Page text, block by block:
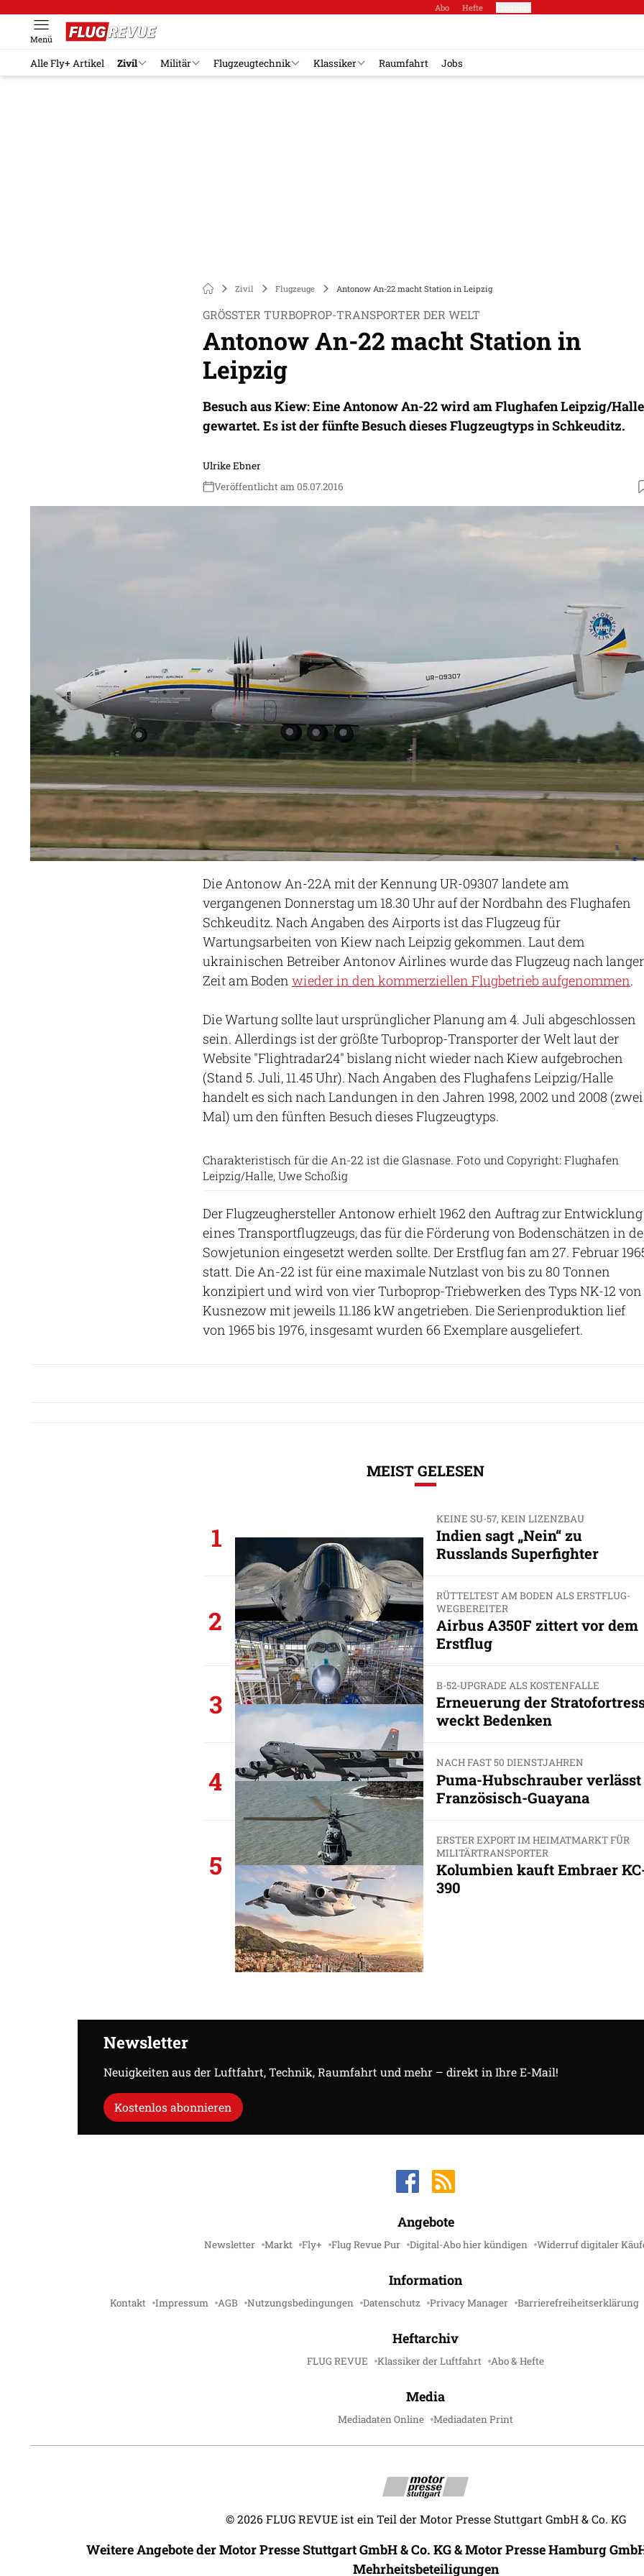
Abo Hefte
Menü
Alle Fly+ Artikel Zivil Militär Flugzeugtechnik Klassiker Raumfahrt Jobs
Zivil Flugzeuge Antonow An-22 macht Station in Leipzig
GRÖSSTER TURBOPROP-TRANSPORTER DER WELT
Antonow An-22 macht Station in
Leipzig
Besuch aus Kiew: Eine Antonow An-22 wird am Flughafen Leipzig/Halle
gewartet. Es ist der fünfte Besuch dieses Flugzeugtyps in Schkeuditz.
Ulrike Ebner
Veröffentlicht am 05.07.2016
Die Antonow An-22A mit der Kennung UR-09307 landete am
vergangenen Donnerstag um 18.30 Uhr auf der Nordbahn des Flughafen
Schkeuditz. Nach Angaben des Airports ist das Flugzeug für
Wartungsarbeiten von Kiew nach Leipzig gekommen. Laut dem
ukrainischen Betreiber Antonov Airlines wurde das Flugzeug nach langer
Zeit am Boden wieder in den kommerziellen Flugbetrieb aufgenommen.
Die Wartung sollte laut ursprünglicher Planung am 4. Juli abgeschlossen
sein. Allerdings ist der größte Turboprop-Transporter der Welt laut der
Website "Flightradar24" bislang nicht wieder nach Kiew aufgebrochen
(Stand 5. Juli, 11.45 Uhr). Nach Angaben des Flughafens Leipzig/Halle
handelt es sich nach Landungen in den Jahren 1998, 2002 und 2008 (zwei
Mal) um den fünften Besuch dieses Flugzeugtyps.
Charakteristisch für die An-22 ist die Glasnase. Foto und Copyright: Flughafen
Leipzig/Halle, Uwe Schoßig
Der Flugzeughersteller Antonow erhielt 1962 den Auftrag zur Entwicklung
eines Transportflugzeugs, das für die Förderung von Bodenschätzen in
Sowjetunion eingesetzt werden sollte. Der Erstflug fan am 27. Februar
statt. Die An-22 ist für eine maximale Nutzlast von bis zu 80 Tonnen
konzipiert und wird von vier Turboprop-Triebwerken des Typs NK-12 von
Kusnezow mit jeweils 11.186 kW angetrieben. Die Serienproduktion lief
von 1965 bis 1976, insgesamt wurden 66 Exemplare ausgeliefert.
MEIST GELESEN
1
KEINE SU-57, KEIN LIZENZBAU
Indien sagt „Nein“ zu
Russlands Superfighter
2
RÜTTELTEST AM BODEN ALS ERSTFLUG-
WEGBEREITER
Airbus A350F zittert vor dem
Erstflug
3
B-52-UPGRADE ALS KOSTENFALLE
Erneuerung der
weckt Bedenken
4
NACH FAST 50 DIENSTJAHREN
Puma-Hubschrauber verlässt
Französisch-Guayana
5
ERSTER EXPORT IM HEIMATMARKT FÜR
MILITÄRTRANSPORTER
Kolumbien kauft Embraer
390
Newsletter
Neuigkeiten aus der Luftfahrt, Technik, Raumfahrt und mehr – direkt in Ihre E-Mail!
Kostenlos abonnieren
Angebote
Newsletter Markt Fly+ Flug Revue Pur Digital-Abo hier kündigen Widerruf digitaler
Information
Kontakt Impressum AGB Nutzungsbedingungen Datenschutz Privacy Manager Barrierefreiheitserklärung
Heftarchiv
FLUG REVUE Klassiker der Luftfahrt Abo & Hefte
Media
Mediadaten Online Mediadaten Print
©2026 FLUG REVUE ist ein Teil der Motor Presse Stuttgart GmbH & Co. KG
Weitere Angebote der Motor Presse Stuttgart GmbH & Co. KG & Motor Presse Hamburg
Mehrheitsbeteiligungen